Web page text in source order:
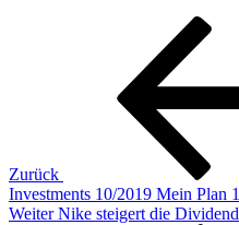
Beitragsnavigation
Zurück
Investments 10/2019 Mein Plan
Nächster
Weiter Nike steigert die